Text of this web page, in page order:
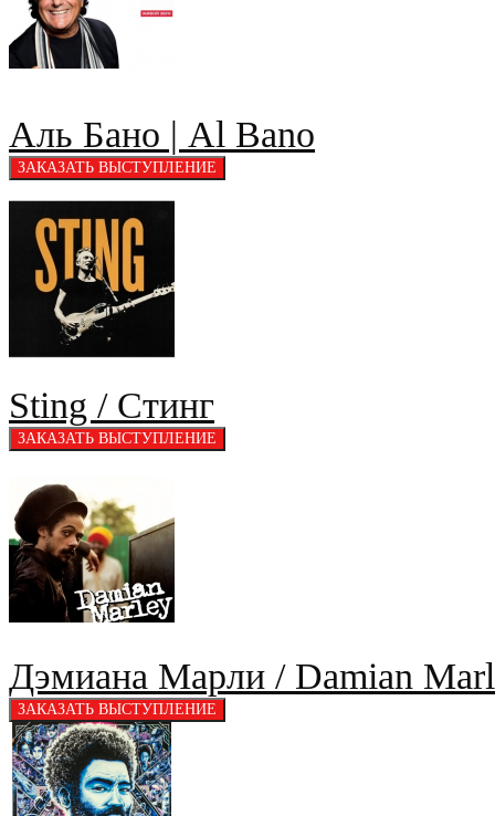
Аль Бано | Al Bano
Sting / Стинг
Дэмиана Марли / Damian